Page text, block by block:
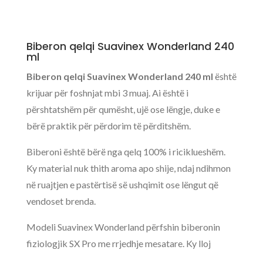
Biberon qelqi Suavinex Wonderland 240
ml
Biberon qelqi Suavinex Wonderland 240 ml është
krijuar për foshnjat mbi 3 muaj. Ai është i
përshtatshëm për qumësht, ujë ose lëngje, duke e
bërë praktik për përdorim të përditshëm.
Biberoni është bërë nga qelq 100% i riciklueshëm.
Ky material nuk thith aroma apo shije, ndaj ndihmon
në ruajtjen e pastërtisë së ushqimit ose lëngut që
vendoset brenda.
Modeli Suavinex Wonderland përfshin biberonin
fiziologjik SX Pro me rrjedhje mesatare. Ky lloj